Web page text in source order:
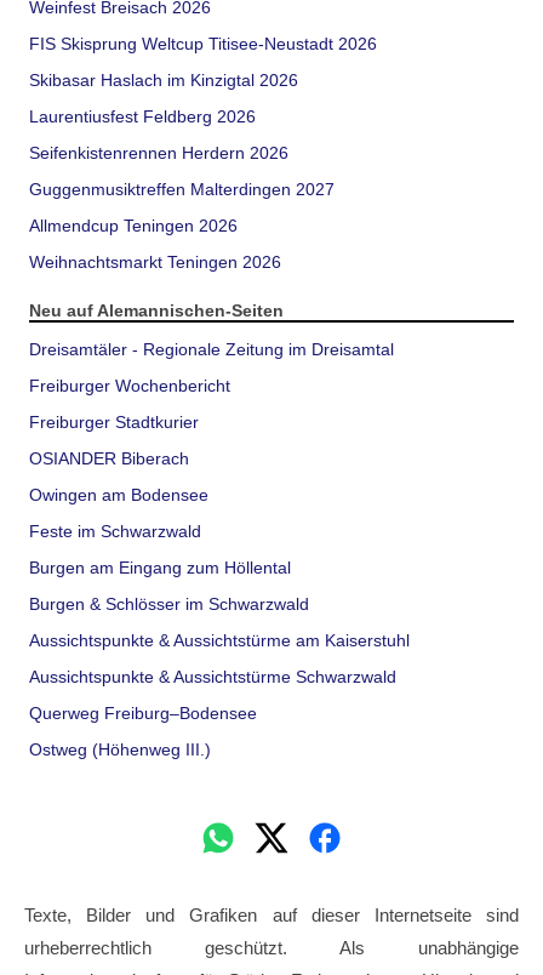
Weinfest Breisach 2026
FIS Skisprung Weltcup Titisee-Neustadt 2026
Skibasar Haslach im Kinzigtal 2026
Laurentiusfest Feldberg 2026
Seifenkistenrennen Herdern 2026
Guggenmusiktreffen Malterdingen 2027
Allmendcup Teningen 2026
Weihnachtsmarkt Teningen 2026
Neu auf Alemannischen-Seiten
Dreisamtäler - Regionale Zeitung im Dreisamtal
Freiburger Wochenbericht
Freiburger Stadtkurier
OSIANDER Biberach
Owingen am Bodensee
Feste im Schwarzwald
Burgen am Eingang zum Höllental
Burgen & Schlösser im Schwarzwald
Aussichtspunkte & Aussichtstürme am Kaiserstuhl
Aussichtspunkte & Aussichtstürme Schwarzwald
Querweg Freiburg–Bodensee
Ostweg (Höhenweg III.)
Texte, Bilder und Grafiken auf dieser Internetseite sind
urheberrechtlich geschützt. Als unabhängige